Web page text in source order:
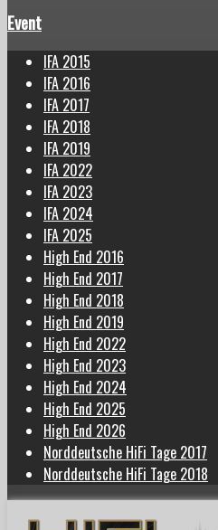
Event
IFA 2015
IFA 2016
IFA 2017
IFA 2018
IFA 2019
IFA 2022
IFA 2023
IFA 2024
IFA 2025
High End 2016
High End 2017
High End 2018
High End 2019
High End 2022
High End 2023
High End 2024
High End 2025
High End 2026
Norddeutsche HiFi Tage 2017
Norddeutsche HiFi Tage 2018